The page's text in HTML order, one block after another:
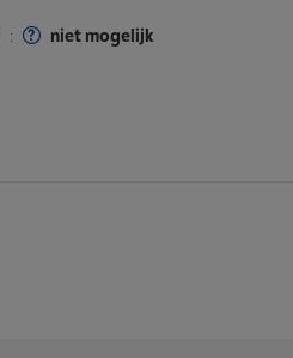
: niet mogelijk